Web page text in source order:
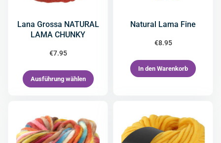
Lana Grossa NATURAL
LAMA CHUNKY
€7.95
Ausführung wählen
Natural Lama Fine
€8.95
In den Warenkorb